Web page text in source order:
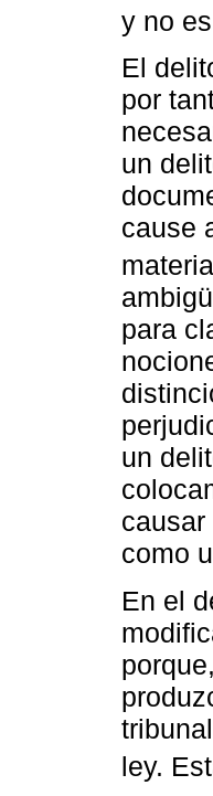
y no
El
por
un
cause
para
un
como
En el
ley.